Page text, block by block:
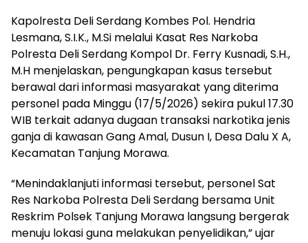
Kapolresta Deli Serdang Kombes Pol. Hendria
Lesmana, S.I.K., M.Si melalui Kasat Res Narkoba
Polresta Deli Serdang Kompol Dr. Ferry Kusnadi, S.H.,
M.H menjelaskan, pengungkapan kasus tersebut
berawal dari informasi masyarakat yang diterima
personel pada Minggu (17/5/2026) sekira pukul 17.30
WIB terkait adanya dugaan transaksi narkotika jenis
ganja di kawasan Gang Amal, Dusun I, Desa Dalu X A,
Kecamatan Tanjung Morawa.
“Menindaklanjuti informasi tersebut, personel Sat
Res Narkoba Polresta Deli Serdang bersama Unit
Reskrim Polsek Tanjung Morawa langsung bergerak
menuju lokasi guna melakukan penyelidikan,” ujar